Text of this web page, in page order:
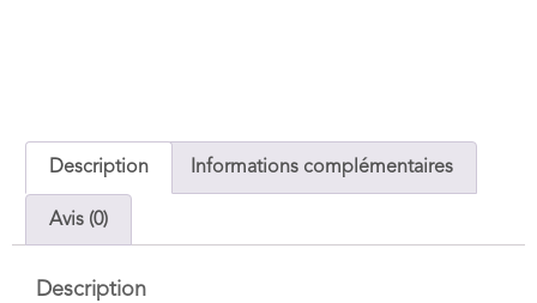
Description Informations complémentaires
Avis (0)
Description